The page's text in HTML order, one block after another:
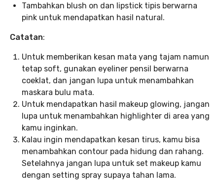
Tambahkan blush on dan lipstick tipis berwarna
pink untuk mendapatkan hasil natural.
Catatan:
Untuk memberikan kesan mata yang tajam namun
tetap soft, gunakan eyeliner pensil berwarna
coeklat, dan jangan lupa untuk menambahkan
maskara bulu mata.
Untuk mendapatkan hasil makeup glowing, jangan
lupa untuk menambahkan highlighter di area yang
kamu inginkan.
Kalau ingin mendapatkan kesan tirus, kamu bisa
menambahkan contour pada hidung dan rahang.
Setelahnya jangan lupa untuk set makeup kamu
dengan setting spray supaya tahan lama.